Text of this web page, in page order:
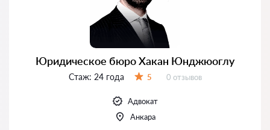
Юридическое бюро Хакан Юнджюоглу
Стаж: 24 года 5 Отзывов:
0 отзывов
Адвокат
Анкара